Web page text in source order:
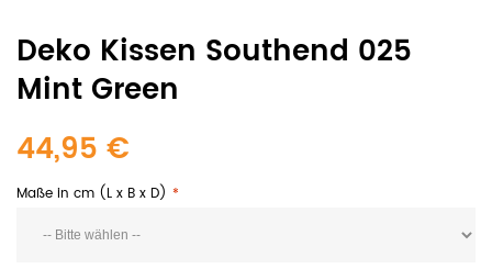
Deko Kissen Southend 025
Mint Green
44,95 €
Maße in cm (L x B x D)